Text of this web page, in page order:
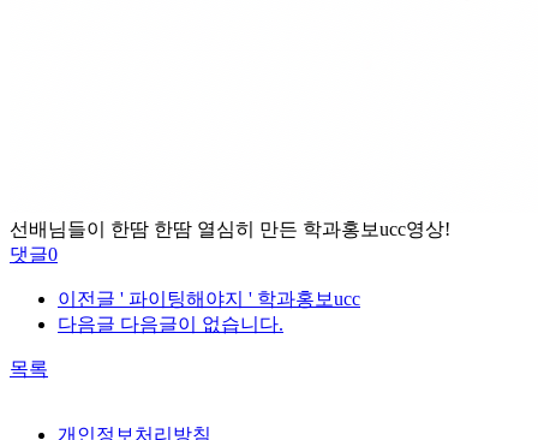
선배님들이 한땀 한땀 열심히 만든 학과홍보ucc영상!
댓글0
이전글 ' 파이팅해야지 ' 학과홍보ucc
다음글 다음글이 없습니다.
목록
개인정보처리방침